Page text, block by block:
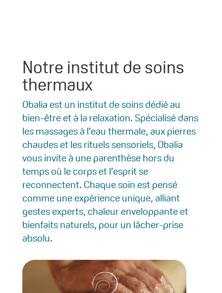
Notre institut de soins
thermaux
Obalia est un institut de soins dédié au
bien-être et à la relaxation. Spécialisé dans
les massages à l’eau thermale, aux pierres
chaudes et les rituels sensoriels, Obalia
vous invite à une parenthèse hors du
temps où le corps et l’esprit se
reconnectent. Chaque soin est pensé
comme une expérience unique, alliant
gestes experts, chaleur enveloppante et
bienfaits naturels, pour un lâcher-prise
absolu.